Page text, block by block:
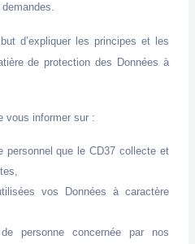
d’expliquer les principes et les
de protection des Données à
vous informer sur :
personnel que le CD37 collecte et
vos Données à caractère
personne concernée par nos